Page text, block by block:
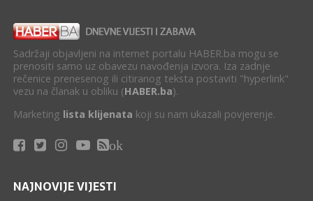
Sadržaji objavljeni na internet portalu HABER.ba mogu se
prenositi samo uz obavezu navođenja izvora. Iza zadnje
rečenice prenesenog ili citiranog teksta postaviti "hyperlink"
vezu na članak u obliku (HABER.ba).
Marketing lista klijenata koji su nam ukazali povjerenje.
ok
NAJNOVIJE VIJESTI